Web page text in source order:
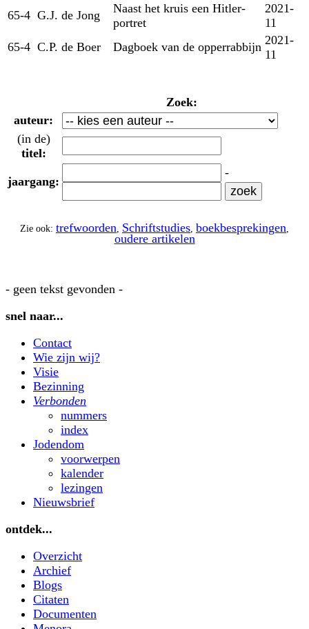
65-4 G.J. de Jong
Naast het kruis een Hitler-
portret
2021-
11
65-4 C.P. de Boer Dagboek van de opperrabbijn 2021-
11
Zoek:
auteur:
(in de)
titel:
jaargang:
-
Zie ook: trefwoorden, Schriftstudies, boekbesprekingen,
oudere artikelen
- geen tekst gevonden -
snel naar...
Contact
Wie zijn wij?
Visie
Bezinning
Verbonden
nummers
index
Jodendom
voorwerpen
kalender
lezingen
Nieuwsbrief
ontdek...
Overzicht
Archief
Blogs
Citaten
Documenten